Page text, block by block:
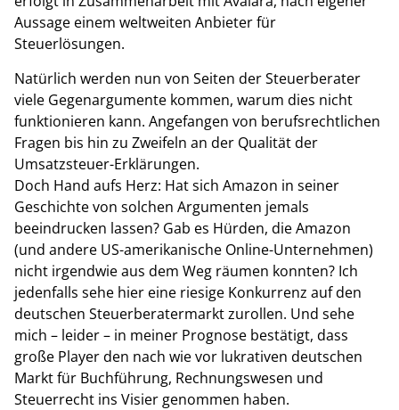
Aussage einem weltweiten Anbieter für
Steuerlösungen.
Natürlich werden nun von Seiten der Steuerberater
viele Gegenargumente kommen, warum dies nicht
funktionieren kann. Angefangen von berufsrechtlichen
Fragen bis hin zu Zweifeln an der Qualität der
Umsatzsteuer-Erklärungen.
Doch Hand aufs Herz: Hat sich Amazon in seiner
Geschichte von solchen Argumenten jemals
beeindrucken lassen? Gab es Hürden, die Amazon
(und andere US-amerikanische Online-Unternehmen)
nicht irgendwie aus dem Weg räumen konnten? Ich
jedenfalls sehe hier eine riesige Konkurrenz auf den
deutschen Steuerberatermarkt zurollen. Und sehe
mich – leider – in meiner Prognose bestätigt, dass
große Player den nach wie vor lukrativen deutschen
Markt für Buchführung, Rechnungswesen und
Steuerrecht ins Visier genommen haben.